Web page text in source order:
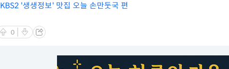
KBS2 '생생정보' 맛집 오늘 손만둣국 편
0